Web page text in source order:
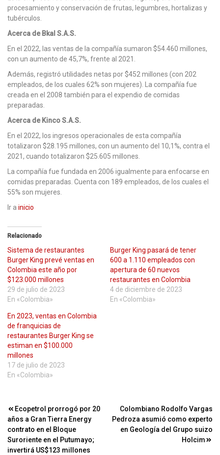
procesamiento y conservación de frutas, legumbres, hortalizas y
tubérculos.
Acerca de Bkal S.A.S.
En el 2022, las ventas de la compañía sumaron $54.460 millones,
con un aumento de 45,7%, frente al 2021.
Además, registró utilidades netas por $452 millones (con 202
empleados, de los cuales 62% son mujeres). La compañía fue
creada en el 2008 también para el expendio de comidas
preparadas.
Acerca de Kinco S.A.S.
En el 2022, los ingresos operacionales de esta compañía
totalizaron $28.195 millones, con un aumento del 10,1%, contra el
2021, cuando totalizaron $25.605 millones.
La compañía fue fundada en 2006 igualmente para enfocarse en
comidas preparadas. Cuenta con 189 empleados, de los cuales el
55% son mujeres.
Ir a inicio
Relacionado
Sistema de restaurantes
Burger King prevé ventas en
Colombia este año por
$123.000 millones
29 de julio de 2023
En «Colombia»
Burger King pasará de tener
600 a 1.110 empleados con
apertura de 60 nuevos
restaurantes en Colombia
4 de diciembre de 2023
En «Colombia»
En 2023, ventas en Colombia
de franquicias de
restaurantes Burger King se
estiman en $100.000
millones
17 de julio de 2023
En «Colombia»
Navegación
de
entradas
Ecopetrol prorrogó por 20
años a Gran Tierra Energy
contrato en el Bloque
Suroriente en el Putumayo;
invertirá US$123 millones
Colombiano Rodolfo Vargas
Pedroza asumió como experto
en Geología del Grupo suizo
Holcim